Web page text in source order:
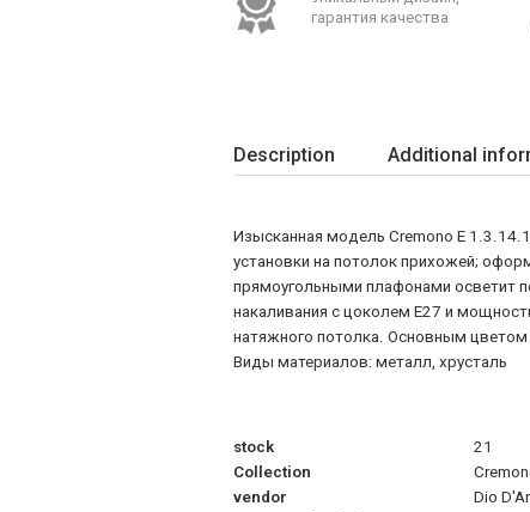
гарантия качества
Description Additional
Изысканная модель Cremono E
установки на потолок прихожей;
прямоугольными плафонами осветит
накаливания с цоколем E27 и
натяжного потолка. Основным цветом
Виды материалов: металл, хрусталь
stock
21
Collection
vendor
Dio